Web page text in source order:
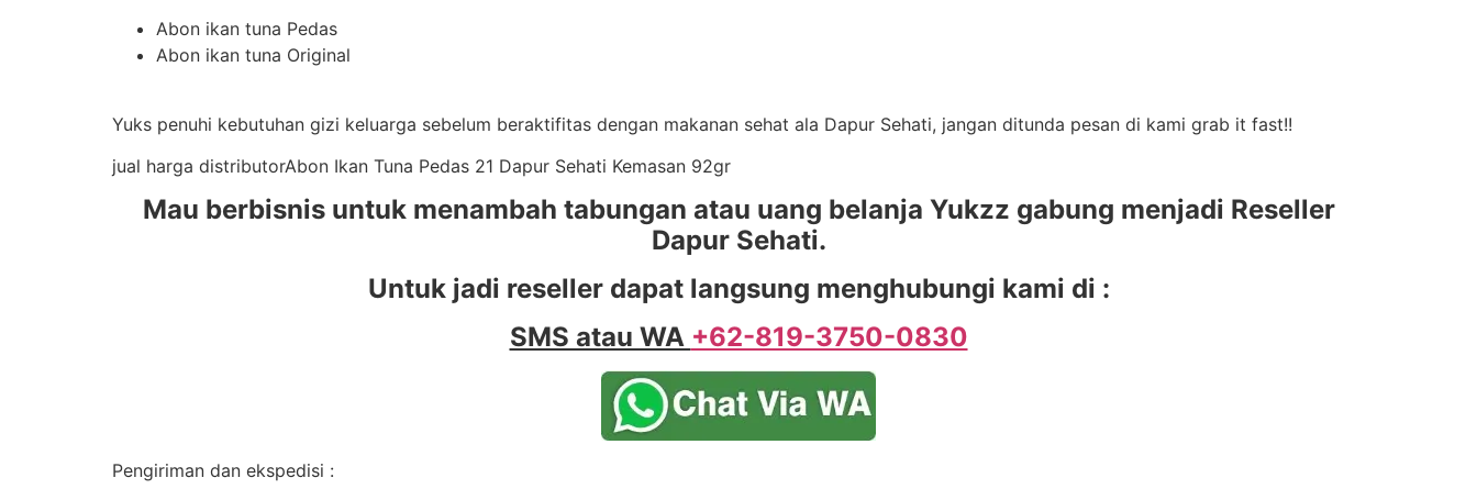
Abon ikan tuna Pedas
Abon ikan tuna Original
Yuks penuhi kebutuhan gizi keluarga sebelum beraktifitas dengan makanan sehat ala Dapur Sehati, jangan ditunda pesan di kami grab it fast!!
jual harga distributorAbon Ikan Tuna Pedas 21 Dapur Sehati Kemasan 92gr
Mau berbisnis untuk menambah tabungan atau uang belanja Yukzz gabung menjadi Reseller
Dapur Sehati.
Untuk jadi reseller dapat langsung menghubungi kami di :
SMS atau WA +62-819-3750-0830
Pengiriman dan ekspedisi :